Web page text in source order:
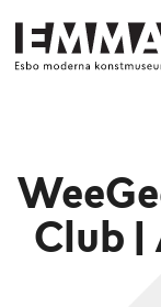
Club |